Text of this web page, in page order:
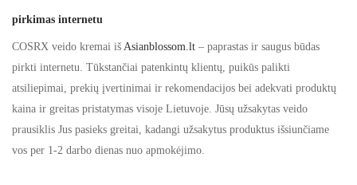
pirkimas internetu
COSRX veido kremai iš Asianblossom.lt – paprastas ir saugus būdas
pirkti internetu. Tūkstančiai patenkintų klientų, puikūs palikti
atsiliepimai, prekių įvertinimai ir rekomendacijos bei adekvati produktų
kaina ir greitas pristatymas visoje Lietuvoje. Jūsų užsakytas veido
prausiklis Jus pasieks greitai, kadangi užsakytus produktus išsiunčiame
vos per 1-2 darbo dienas nuo apmokėjimo.